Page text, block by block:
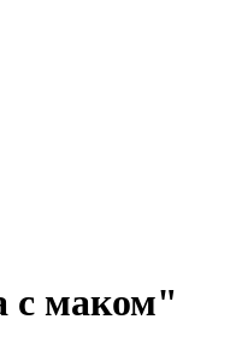
с маком"